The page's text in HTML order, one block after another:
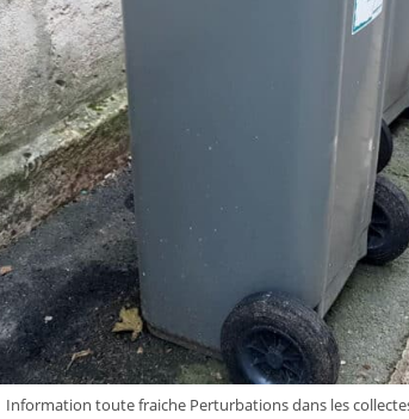
Information toute fraiche Perturbations dans les